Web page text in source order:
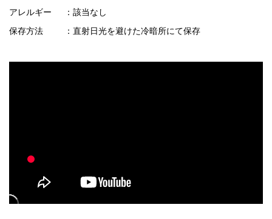
アレルギー
：該当なし
保存方法
：直射日光を避けた冷暗所にて保存